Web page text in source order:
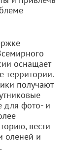
оснащает
территории.
получают
для фото- и
вести
оленей и